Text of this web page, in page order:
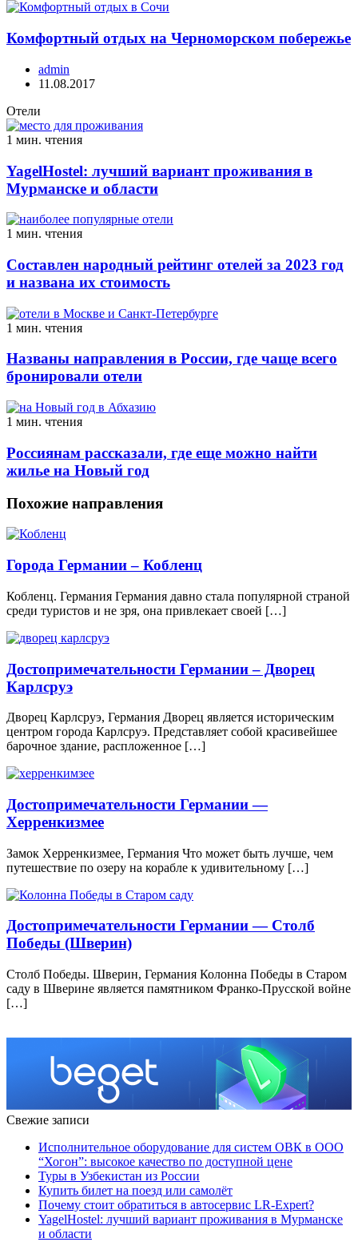
Комфортный отдых на Черноморском побережье
admin
11.08.2017
Отели
1 мин. чтения
YagelHostel: лучший вариант проживания в
Мурманске и области
1 мин. чтения
Составлен народный рейтинг отелей за 2023 год
и названа их стоимость
1 мин. чтения
Названы направления в России, где чаще всего
бронировали отели
1 мин. чтения
Россиянам рассказали, где еще можно найти
жилье на Новый год
Похожие направления
Города Германии – Кобленц
Кобленц. Германия Германия давно стала популярной страной
среди туристов и не зря, она привлекает своей […]
Достопримечательности Германии – Дворец
Карлсруэ
Дворец Карлсруэ, Германия Дворец является историческим
центром города Карлсруэ. Представляет собой красивейшее
барочное здание, распложенное […]
Достопримечательности Германии —
Херренкизмее
Замок Херренкизмее, Германия Что может быть лучше, чем
путешествие по озеру на корабле к удивительному […]
Достопримечательности Германии — Столб
Победы (Шверин)
Столб Победы. Шверин, Германия Колонна Победы в Старом
саду в Шверине является памятником Франко-Прусской войне
[…]
Свежие записи
Исполнительное оборудование для систем ОВК в ООО
“Хогон”: высокое качество по доступной цене
Туры в Узбекистан из России
Купить билет на поезд или самолёт
Почему стоит обратиться в автосервис LR-Expert?
YagelHostel: лучший вариант проживания в Мурманске
и области